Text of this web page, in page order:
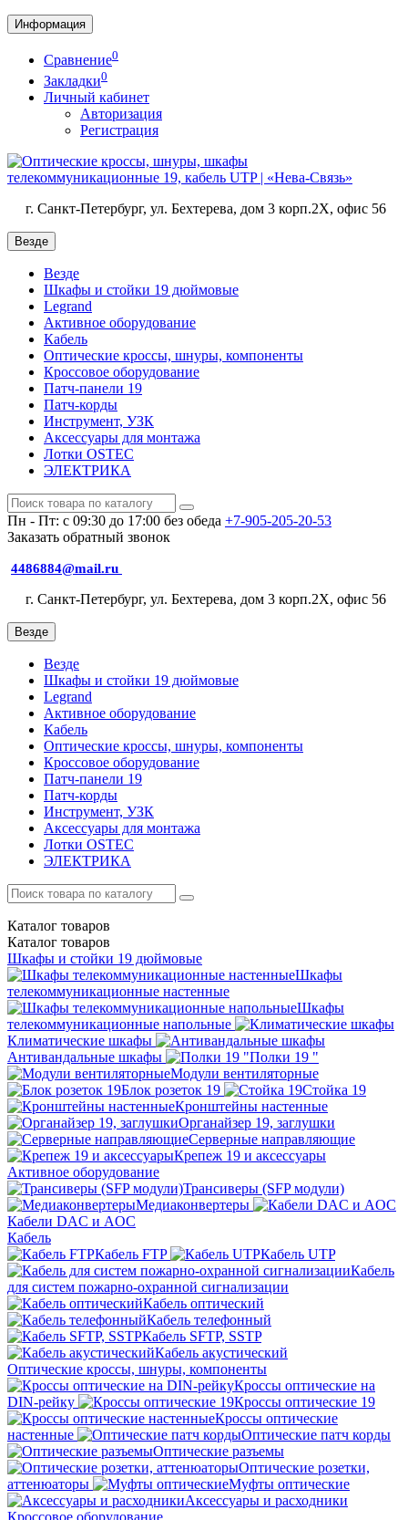
Информация
Сравнение0
Закладки0
Личный кабинет
Авторизация
Регистрация
г. Санкт-Петербург, ул. Бехтерева, дом 3 корп.2X, офис 56
Везде
Везде
Шкафы и стойки 19 дюймовые
Legrand
Активное оборудование
Кабель
Оптические кроссы, шнуры, компоненты
Кроссовое оборудование
Патч-панели 19
Патч-корды
Инструмент, УЗК
Аксессуары для монтажа
Лотки OSTEC
ЭЛЕКТРИКА
Пн - Пт: с 09:30 до 17:00 без обеда +7-905-205-20-53
Заказать обратный звонок
4486884@mail.ru
г. Санкт-Петербург, ул. Бехтерева, дом 3 корп.2X, офис 56
Везде
Везде
Шкафы и стойки 19 дюймовые
Legrand
Активное оборудование
Кабель
Оптические кроссы, шнуры, компоненты
Кроссовое оборудование
Патч-панели 19
Патч-корды
Инструмент, УЗК
Аксессуары для монтажа
Лотки OSTEC
ЭЛЕКТРИКА
Каталог товаров
Каталог товаров
Шкафы и стойки 19 дюймовые
Шкафы
телекоммуникационные настенные
Шкафы
телекоммуникационные напольные
Климатические шкафы
Антивандальные шкафы
Полки 19 "
Модули вентиляторные
Блок розеток 19
Стойка 19
Кронштейны настенные
Органайзер 19, заглушки
Серверные направляющие
Крепеж 19 и аксессуары
Активное оборудование
Трансиверы (SFP модули)
Медиаконвертеры
Кабели DAC и AOC
Кабель
Кабель FTP
Кабель UTP
Кабель
для систем пожарно-охранной сигнализации
Кабель оптический
Кабель телефонный
Кабель SFTP, SSTP
Кабель акустический
Оптические кроссы, шнуры, компоненты
Кроссы оптические на
DIN-рейку
Кроссы оптические 19
Кроссы оптические
настенные
Оптические патч корды
Оптические разъемы
Оптические розетки,
аттенюаторы
Муфты оптические
Аксессуары и расходники
Кроссовое оборудование